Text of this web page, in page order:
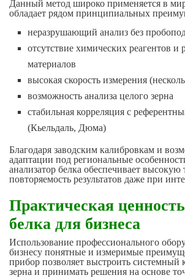
Данный метод широко применяется в
обладает рядом принципиальных
неразрушающий анализ без
отсутствие химических реагентов и
материалов
высокая скорость измерения
возможность анализа целого зерна
стабильная корреляция с
(Кьельдаль, Дюма)
Благодаря заводским калибровкам и
адаптации под региональные
анализатор белка обеспечивает высокую
повторяемость результатов даже при
Практическая
белка для бизнеса
Использование профессионального
бизнесу понятные и измеримые
прибор позволяет выстроить системный
зерна и принимать решения на основе